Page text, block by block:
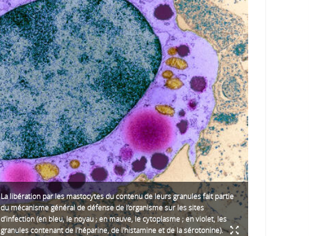
La libération par les mastocytes du contenu de leurs granules fait partie
du mécanisme général de défense de l’organisme sur les sites
d’infection (en bleu, le noyau ; en mauve, le cytoplasme ; en violet, les
granules contenant de l'héparine, de l'histamine et de la sérotonine).